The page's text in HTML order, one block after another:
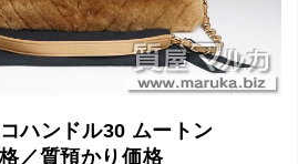
ハンドル30 ムートン
／質預かり価格